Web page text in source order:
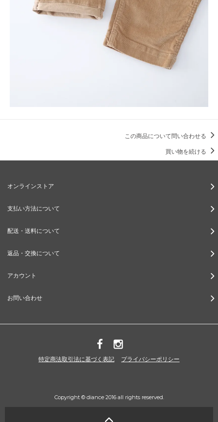
この商品について問い合わせる
買い物を続ける
オンラインストア
支払い方法について
配送・送料について
返品・交換について
アカウント
お問い合わせ
特定商法取引法に基づく表記 プライバシーポリシー
Copyright © diance 2016 all rights reserved.